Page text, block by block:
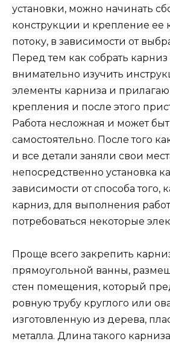
установки, можно начинать
конструкции и крепление ее
потоку, в зависимости от
Перед тем как собрать
внимательно изучить
элементы карниза и
крепления и после этого
Работа несложная и может
самостоятельно. После того
и все детали заняли свои
непосредственно установка
зависимости от способа того,
карниз, для выполнения
потребоваться некоторые
Проще всего закрепить
прямоугольной ванны,
стен помещения, который
ровную трубу круглого или
изготовленную из дерева,
металла. Длина такого